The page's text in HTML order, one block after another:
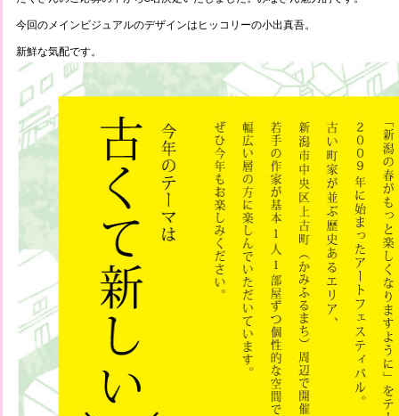
今回のメインビジュアルのデザインはヒッコリーの小出真吾。
新鮮な気配です。